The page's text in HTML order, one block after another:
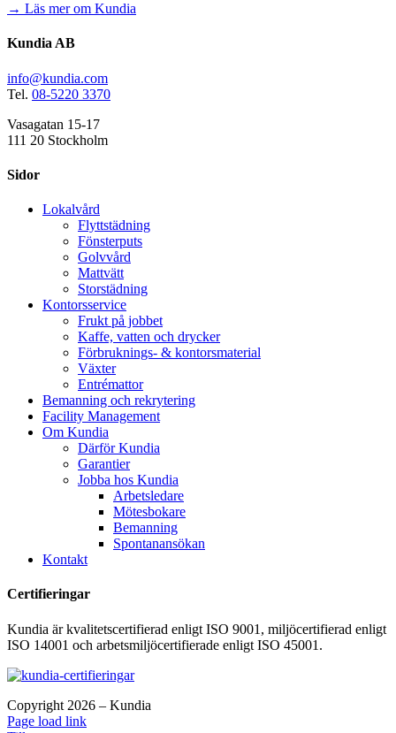
→ Läs mer om Kundia
Kundia AB
info@kundia.com
Tel. 08-5220 3370
Vasagatan 15-17
111 20 Stockholm
Sidor
Lokalvård
Flyttstädning
Fönsterputs
Golvvård
Mattvätt
Storstädning
Kontorsservice
Frukt på jobbet
Kaffe, vatten och drycker
Förbruknings- & kontorsmaterial
Växter
Entrémattor
Bemanning och rekrytering
Facility Management
Om Kundia
Därför Kundia
Garantier
Jobba hos Kundia
Arbetsledare
Mötesbokare
Bemanning
Spontanansökan
Kontakt
Certifieringar
Kundia är kvalitetscertifierad enligt ISO 9001, miljöcertifierad enligt
ISO 14001 och arbetsmiljöcertifierade enligt ISO 45001.
Copyright 2026 – Kundia
Page load link